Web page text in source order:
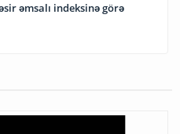
əmsalı indeksinə görə